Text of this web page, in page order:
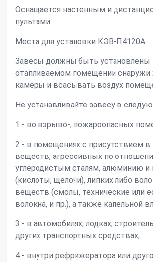
Оснащается настенным и
пультами
Места для установки КЭВ-П4120А :
Завесы должны быть установлены
отапливаемом помещении снаружи
камеры и всасывать воздух
Не устанавливайте завесу в
1 - во взрыво-, пожароопасных
2 - в помещениях с присутствием в
веществ, агрессивных по
углеродистым сталям, алюминию и
(кислоты, щелочи), липких либо
веществ (смолы, технические или
волокна, и пр.), а также капельной
3 - в автомобилях, лодках,
других транспортных средствах;
4 - внутри рефрижератора или